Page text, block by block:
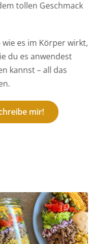
tollen Geschmack
es im Körper wirkt,
du es anwendest
kannst – all das
mir!